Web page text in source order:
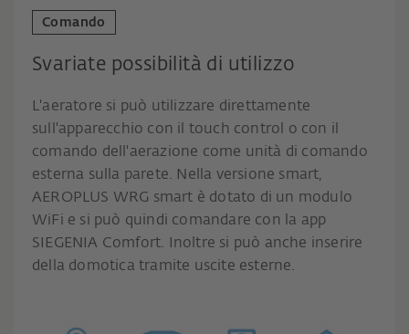
Comando
Svariate possibilità di utilizzo
L'aeratore si può utilizzare direttamente
sull'apparecchio con il touch control o con il
comando dell'aerazione come unità di comando
esterna sulla parete. Nella versione smart,
AEROPLUS WRG smart è dotato di un modulo
WiFi e si può quindi comandare con la app
SIEGENIA Comfort. Inoltre si può anche inserire
della domotica tramite uscite esterne.